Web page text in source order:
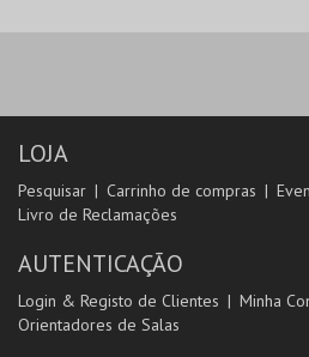
LOJA
Pesquisar Carrinho de compras
Livro de Reclamações
AUTENTICAÇÃO
Login & Registo de Clientes Minha
Orientadores de Salas